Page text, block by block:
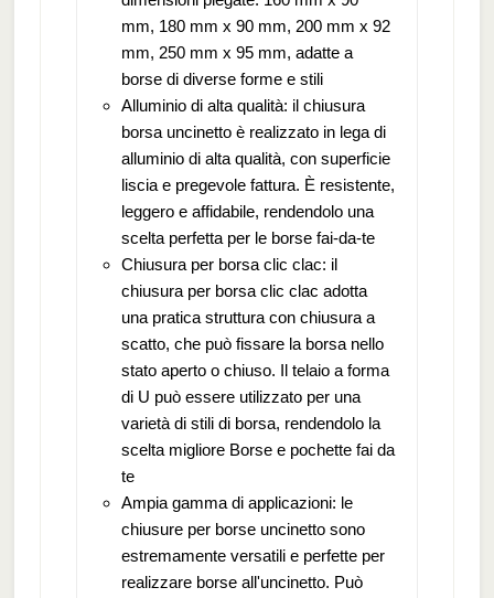
mm, 180 mm x 90 mm, 200 mm x 92
mm, 250 mm x 95 mm, adatte a
borse di diverse forme e stili
Alluminio di alta qualità: il chiusura
borsa uncinetto è realizzato in lega di
alluminio di alta qualità, con superficie
liscia e pregevole fattura. È resistente,
leggero e affidabile, rendendolo una
scelta perfetta per le borse fai-da-te
Chiusura per borsa clic clac: il
chiusura per borsa clic clac adotta
una pratica struttura con chiusura a
scatto, che può fissare la borsa nello
stato aperto o chiuso. Il telaio a forma
di U può essere utilizzato per una
varietà di stili di borsa, rendendolo la
scelta migliore Borse e pochette fai da
te
Ampia gamma di applicazioni: le
chiusure per borse uncinetto sono
estremamente versatili e perfette per
realizzare borse all'uncinetto. Può